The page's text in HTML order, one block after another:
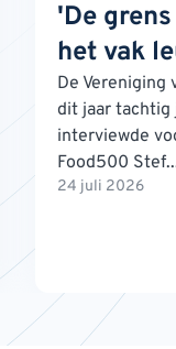
'De
het vak
De Vereniging
dit jaar tachtig
interviewde
Food500
24 juli 2026